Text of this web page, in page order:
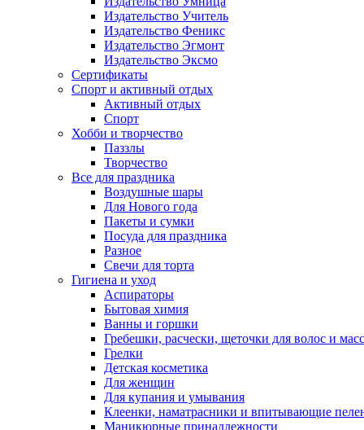
Издательство Учитель
Издательство Феникс
Издательство Эгмонт
Издательство Эксмо
Сертификаты
Спорт и активный отдых
Активный отдых
Спорт
Хобби и творчество
Паззлы
Творчество
Все для праздника
Воздушные шары
Для Нового года
Пакеты и сумки
Посуда для праздника
Разное
Свечи для торта
Гигиена и уход
Аспираторы
Бытовая химия
Ванны и горшки
Гребешки, расчески, щеточки для волос и
Грелки
Детская косметика
Для женщин
Для купания и умывания
Клеенки, наматрасники и впитывающие
Маникюрные принадлежности